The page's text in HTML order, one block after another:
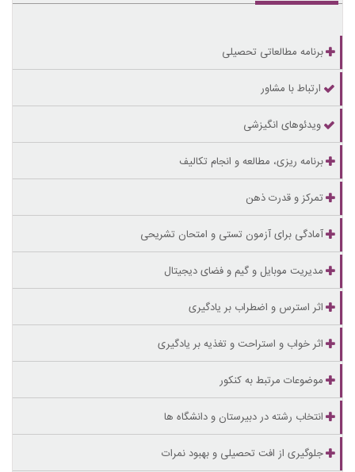
برنامه مطالعاتی تحصیلی
ارتباط با مشاور
ویدئوهای انگیزشی
برنامه ریزی، مطالعه و انجام تکالیف
تمرکز و قدرت ذهن
آمادگی برای آزمون تستی و امتحان تشریحی
مدیریت موبایل و گیم و فضای دیجیتال
اثر استرس و اضطراب بر یادگیری
اثر خواب و استراحت و تغذیه بر یادگیری
موضوعات مرتبط به کنکور
انتخاب رشته در دبیرستان و دانشگاه ها
جلوگیری از افت تحصیلی و بهبود نمرات